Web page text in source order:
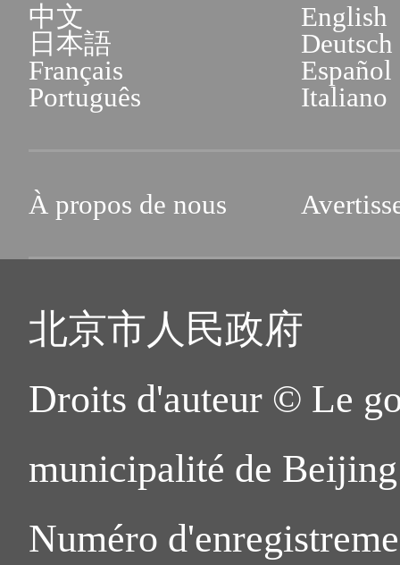
中文
English
日本語
Deutsch
Français
Español
Português
Italiano
À propos de nous
北京市人民政府
Droits d'auteur © Le
municipalité de
Numéro